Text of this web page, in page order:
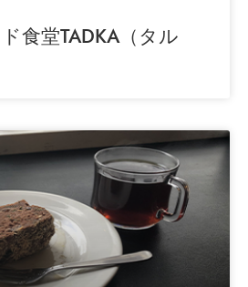
食堂TADKA（タル